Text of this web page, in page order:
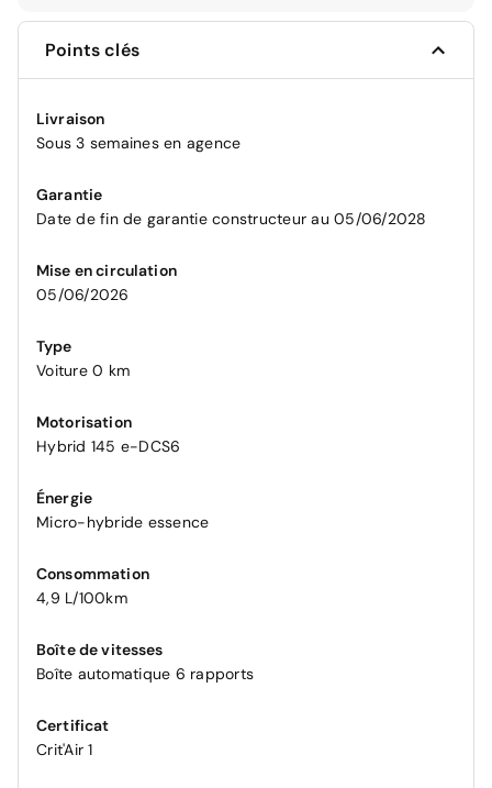
Points clés
Livraison
Sous 3 semaines en agence
Garantie
Date de fin de garantie constructeur au 05/06/2028
Mise en circulation
05/06/2026
Type
Voiture 0 km
Motorisation
Hybrid 145 e-DCS6
Énergie
Micro-hybride essence
Consommation
4,9 L/100km
Boîte de vitesses
Boîte automatique 6 rapports
Certificat
Crit'Air 1